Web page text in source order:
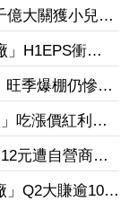
億大關獲小兒狂
首跨9千億、法
」H1EPS衝
季爆棚仍慘冠
46%也不被買
吃漲價紅利、
元遭自營商照
營收創高也遭
Q2大賺逾10股